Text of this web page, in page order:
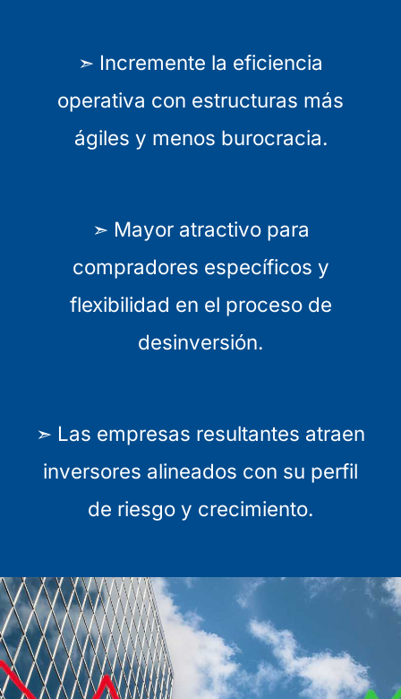
➣ Incremente la eficiencia
operativa con estructuras más
ágiles y menos burocracia.
➣ Mayor atractivo para
compradores específicos y
flexibilidad en el proceso de
desinversión.
➣ Las empresas resultantes atraen
inversores alineados con su perfil
de riesgo y crecimiento.